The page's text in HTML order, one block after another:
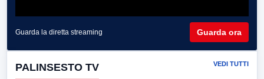
Guarda la diretta streaming Guarda ora
PALINSESTO TV VEDI TUTTI